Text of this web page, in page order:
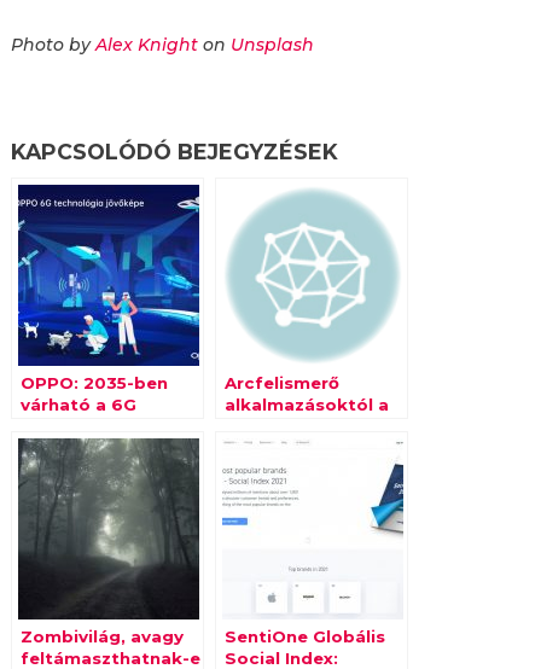
Photo byAlex Knighton Unsplash
KAPCSOLÓDÓ BEJEGYZÉSEK
OPPO: 2035-ben
várható a 6G
kereskedelmi
bevezetése
Arcfelismerő
alkalmazásoktól a
nyomon követéséig
– már a
mindennapjaink
része a
Zombivilág, avagy
feltámaszthatnak-e
SentiOne Globális
Social Index: